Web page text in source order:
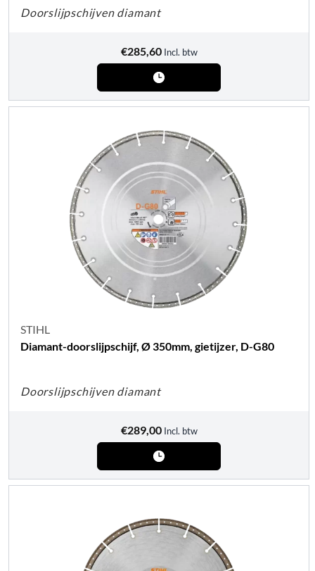
Doorslijpschijven diamant
€285,60 Incl. btw
STIHL
Diamant-doorslijpschijf, Ø 350mm, gietijzer, D-G80
Doorslijpschijven diamant
€289,00 Incl. btw